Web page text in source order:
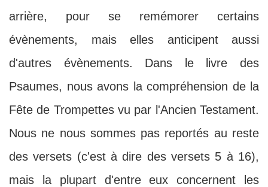
arrière, pour se remémorer certains
évènements, mais elles anticipent aussi
d'autres évènements. Dans le livre des
Psaumes, nous avons la compréhension de la
Fête de Trompettes vu par l'Ancien Testament.
Nous ne nous sommes pas reportés au reste
des versets (c'est à dire des versets 5 à 16),
mais la plupart d'entre eux concernent les